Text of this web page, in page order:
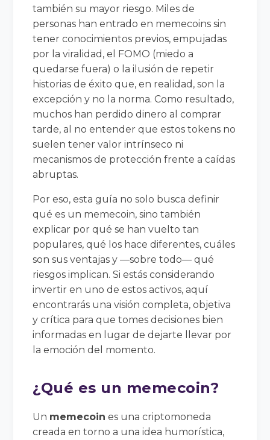
también su mayor riesgo. Miles de
personas han entrado en memecoins sin
tener conocimientos previos, empujadas
por la viralidad, el FOMO (miedo a
quedarse fuera) o la ilusión de repetir
historias de éxito que, en realidad, son la
excepción y no la norma. Como resultado,
muchos han perdido dinero al comprar
tarde, al no entender que estos tokens no
suelen tener valor intrínseco ni
mecanismos de protección frente a caídas
abruptas.
Por eso, esta guía no solo busca definir
qué es un memecoin, sino también
explicar por qué se han vuelto tan
populares, qué los hace diferentes, cuáles
son sus ventajas y —sobre todo— qué
riesgos implican. Si estás considerando
invertir en uno de estos activos, aquí
encontrarás una visión completa, objetiva
y crítica para que tomes decisiones bien
informadas en lugar de dejarte llevar por
la emoción del momento.
¿Qué es un memecoin?
Un memecoin es una criptomoneda
creada en torno a una idea humorística,